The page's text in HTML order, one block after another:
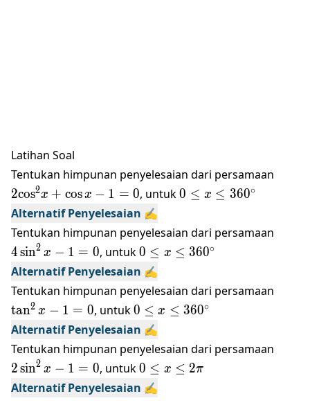
Latihan Soal
Tentukan himpunan penyelesaian dari persamaan
2cos2x + cosx − 1 = 0, untuk0\le x\le
0 ≤ x ≤ 360∘
Alternatif Penyelesaian ✍️
Tentukan himpunan penyelesaian dari persamaan
4sin2 x − 1 = 0, untuk0\le x\le
360{}^\circ
0 ≤ x ≤ 360∘
Alternatif Penyelesaian ✍️
Tentukan himpunan penyelesaian dari persamaan
tan2 x − 1 = 0, untuk0\le x\le
360^\circ
0 ≤ x ≤ 360∘
Alternatif Penyelesaian ✍️
Tentukan himpunan penyelesaian dari persamaan
2sin2 x − 1 = 0, untuk0\le
x\le
2\pi
0 ≤ x ≤ 2π
Alternatif Penyelesaian ✍️